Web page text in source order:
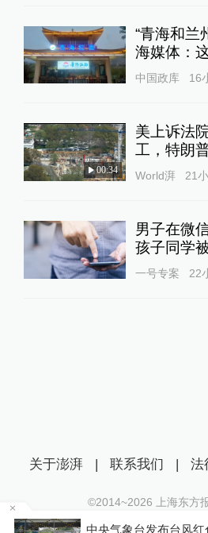
“青海和兰
海媒体：
中国政库 16
00:34
美上诉法
工，特朗
World湃 21
男子在微
孩子同学
一号专案 22
预警，为何发布最高级
关于澎湃 | 联系我们 | 法
©2014~2026 上海东方
沪ICP证：沪B2-20170116 |